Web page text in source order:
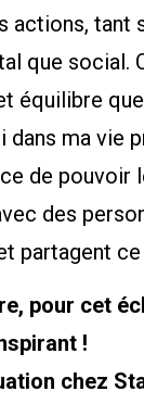
actions, tant
que social.
équilibre
dans ma vie
de pouvoir
des
partagent
pour cet
!
chez